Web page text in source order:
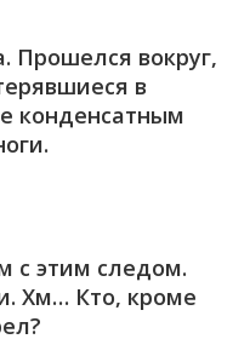
вокруг,
в
конденсатным
с этим следом.
Хм… Кто, кроме